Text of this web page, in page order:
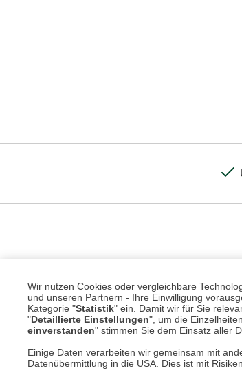
Wir nutzen Cookies oder vergleichbare
und unseren Partnern - Ihre Einwilligung
Kategorie "Statistik" ein. Damit wir für Sie
"Detaillierte Einstellungen", um die
einverstanden" stimmen Sie dem Einsatz aller
Einige Daten verarbeiten wir gemeinsam mit
Datenübermittlung in die USA. Dies ist mit